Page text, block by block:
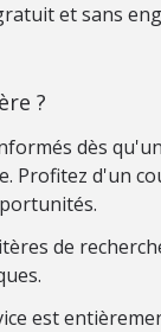
et sans
?
dès
Profitez d'un
de
est